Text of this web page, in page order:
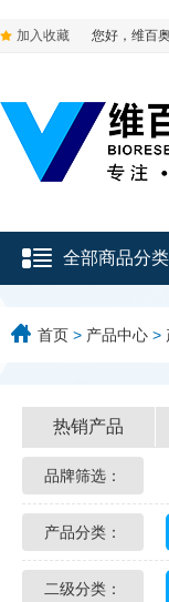
加入收藏 您好，维百
全部商品分类
首页 > 产品中心 >
热销产品
品牌筛选：
产品分类：
二级分类：